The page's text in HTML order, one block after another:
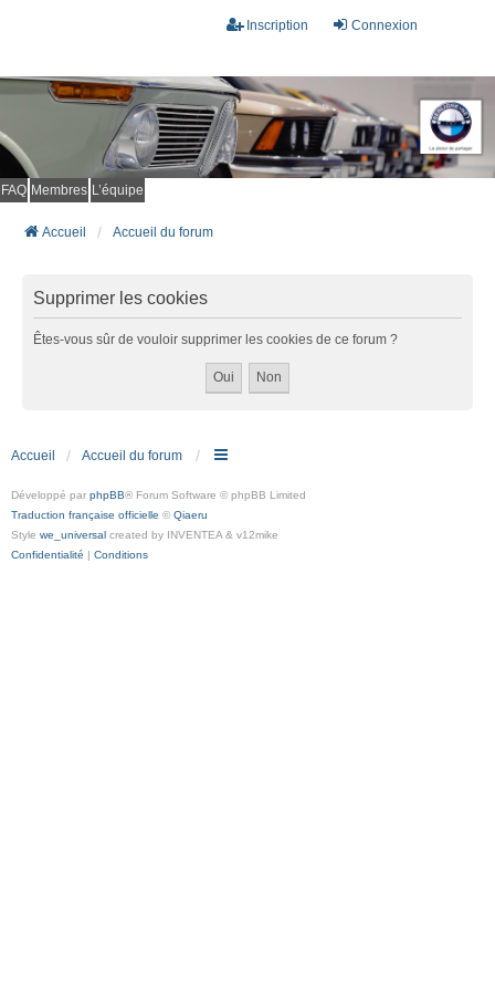
Connexion
Inscription
FAQ Membres L’équipe
Accueil Accueil du forum
Supprimer les cookies
Êtes-vous sûr de vouloir supprimer les cookies de ce forum ?
Accueil Accueil du forum
Développé par phpBB® Forum Software © phpBB Limited
Traduction française officielle © Qiaeru
Style we_universal created by INVENTEA & v12mike
Confidentialité | Conditions